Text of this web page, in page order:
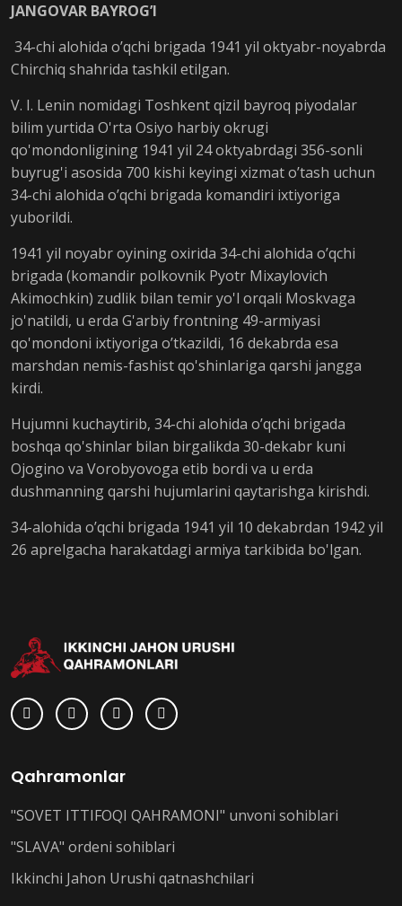
JANGOVAR BAYROG’I
34-chi alohida o’qchi brigada 1941 yil oktyabr-noyabrda
Chirchiq shahrida tashkil etilgan.
V. I. Lenin nomidagi Toshkent qizil bayroq piyodalar
bilim yurtida O'rta Osiyo harbiy okrugi
qo'mondonligining 1941 yil 24 oktyabrdagi 356-sonli
buyrug'i asosida 700 kishi keyingi xizmat o’tash uchun
34-chi alohida o’qchi brigada komandiri ixtiyoriga
yuborildi.
1941 yil noyabr oyining oxirida 34-chi alohida o’qchi
brigada (komandir polkovnik Pyotr Mixaylovich
Akimochkin) zudlik bilan temir yo'l orqali Moskvaga
jo'natildi, u erda G'arbiy frontning 49-armiyasi
qo'mondoni ixtiyoriga o’tkazildi, 16 dekabrda esa
marshdan nemis-fashist qo'shinlariga qarshi jangga
kirdi.
Hujumni kuchaytirib, 34-chi alohida o’qchi brigada
boshqa qo'shinlar bilan birgalikda 30-dekabr kuni
Ojogino va Vorobyovoga etib bordi va u erda
dushmanning qarshi hujumlarini qaytarishga kirishdi.
34-alohida o’qchi brigada 1941 yil 10 dekabrdan 1942 yil
26 aprelgacha harakatdagi armiya tarkibida bo'lgan.
Qahramonlar
"SOVET ITTIFOQI QAHRAMONI" unvoni sohiblari
"SLAVA" ordeni sohiblari
Ikkinchi Jahon Urushi qatnashchilari